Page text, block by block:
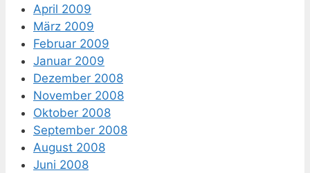
April 2009
März 2009
Februar 2009
Januar 2009
Dezember 2008
November 2008
Oktober 2008
September 2008
August 2008
Juni 2008